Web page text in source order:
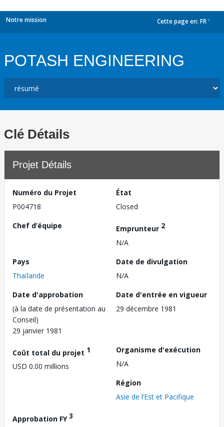
Notre mission Cette page en: FR
POTASH ENGINEERING
Clé Détails
Projet Détails
Numéro du Projet
P004718
État
Closed
Chef d’équipe
Emprunteur 2
N/A
Pays
Thaïlande
Date de divulgation
N/A
Date d'approbation
(à la date de présentation au
Conseil)
29 janvier 1981
Date d'entrée en vigueur
29 décembre 1981
Coût total du projet 1
USD 0.00 millions
Organisme d'exécution
N/A
Région
Asie de l’Est et Pacifique
Approbation FY3